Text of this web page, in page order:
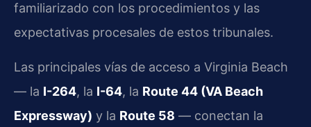
familiarizado con los procedimientos y las
expectativas procesales de estos tribunales.
Las principales vías de acceso a Virginia Beach
— la I-264, la I-64, la Route 44 (VA Beach
Expressway) y la Route 58 — conectan la